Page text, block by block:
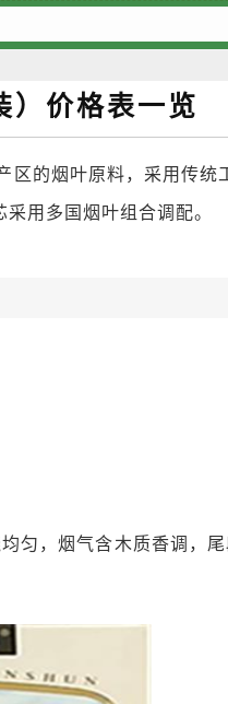
）价格表一览
区的烟叶原料，采用传统
用多国烟叶组合调配。
匀，烟气含木质香调，